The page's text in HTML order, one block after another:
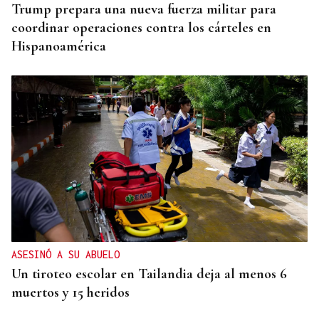
Trump prepara una nueva fuerza militar para
coordinar operaciones contra los cárteles en
Hispanoamérica
ASESINÓ A SU ABUELO
Un tiroteo escolar en Tailandia deja al menos 6
muertos y 15 heridos